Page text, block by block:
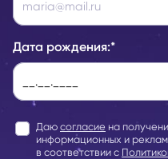
Дата рождения:*
Даю согласие на
информационных и
в соответствии с